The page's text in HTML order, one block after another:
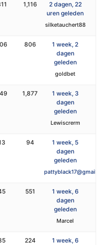
1,116
2 dagen, 22
uren geleden
silketauchert88
806
1 week, 2
dagen
geleden
goldbet
1,877
1 week, 3
dagen
geleden
Lewiscrerm
94
1 week, 5
dagen
geleden
551
1 week, 6
dagen
geleden
Marcel
224
1 week, 6